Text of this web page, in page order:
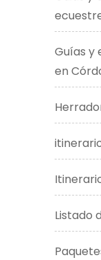
Guías y
en
Listado